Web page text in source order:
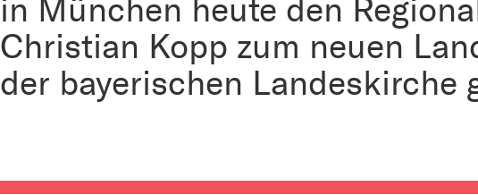
in München heute den
Christian Kopp zum neuen
der bayerischen Landeskirche